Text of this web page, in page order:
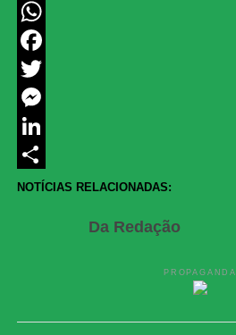
WhatsApp
Facebook
Twitter
Messenger
LinkedIn
Share
NOTÍCIAS RELACIONADAS:
Da Redação
PROPAGANDA